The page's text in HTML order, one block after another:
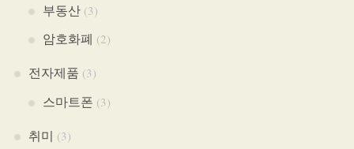
부동산(3)
암호화폐 (2)
전자제품 (3)
스마트폰 (3)
취미 (3)